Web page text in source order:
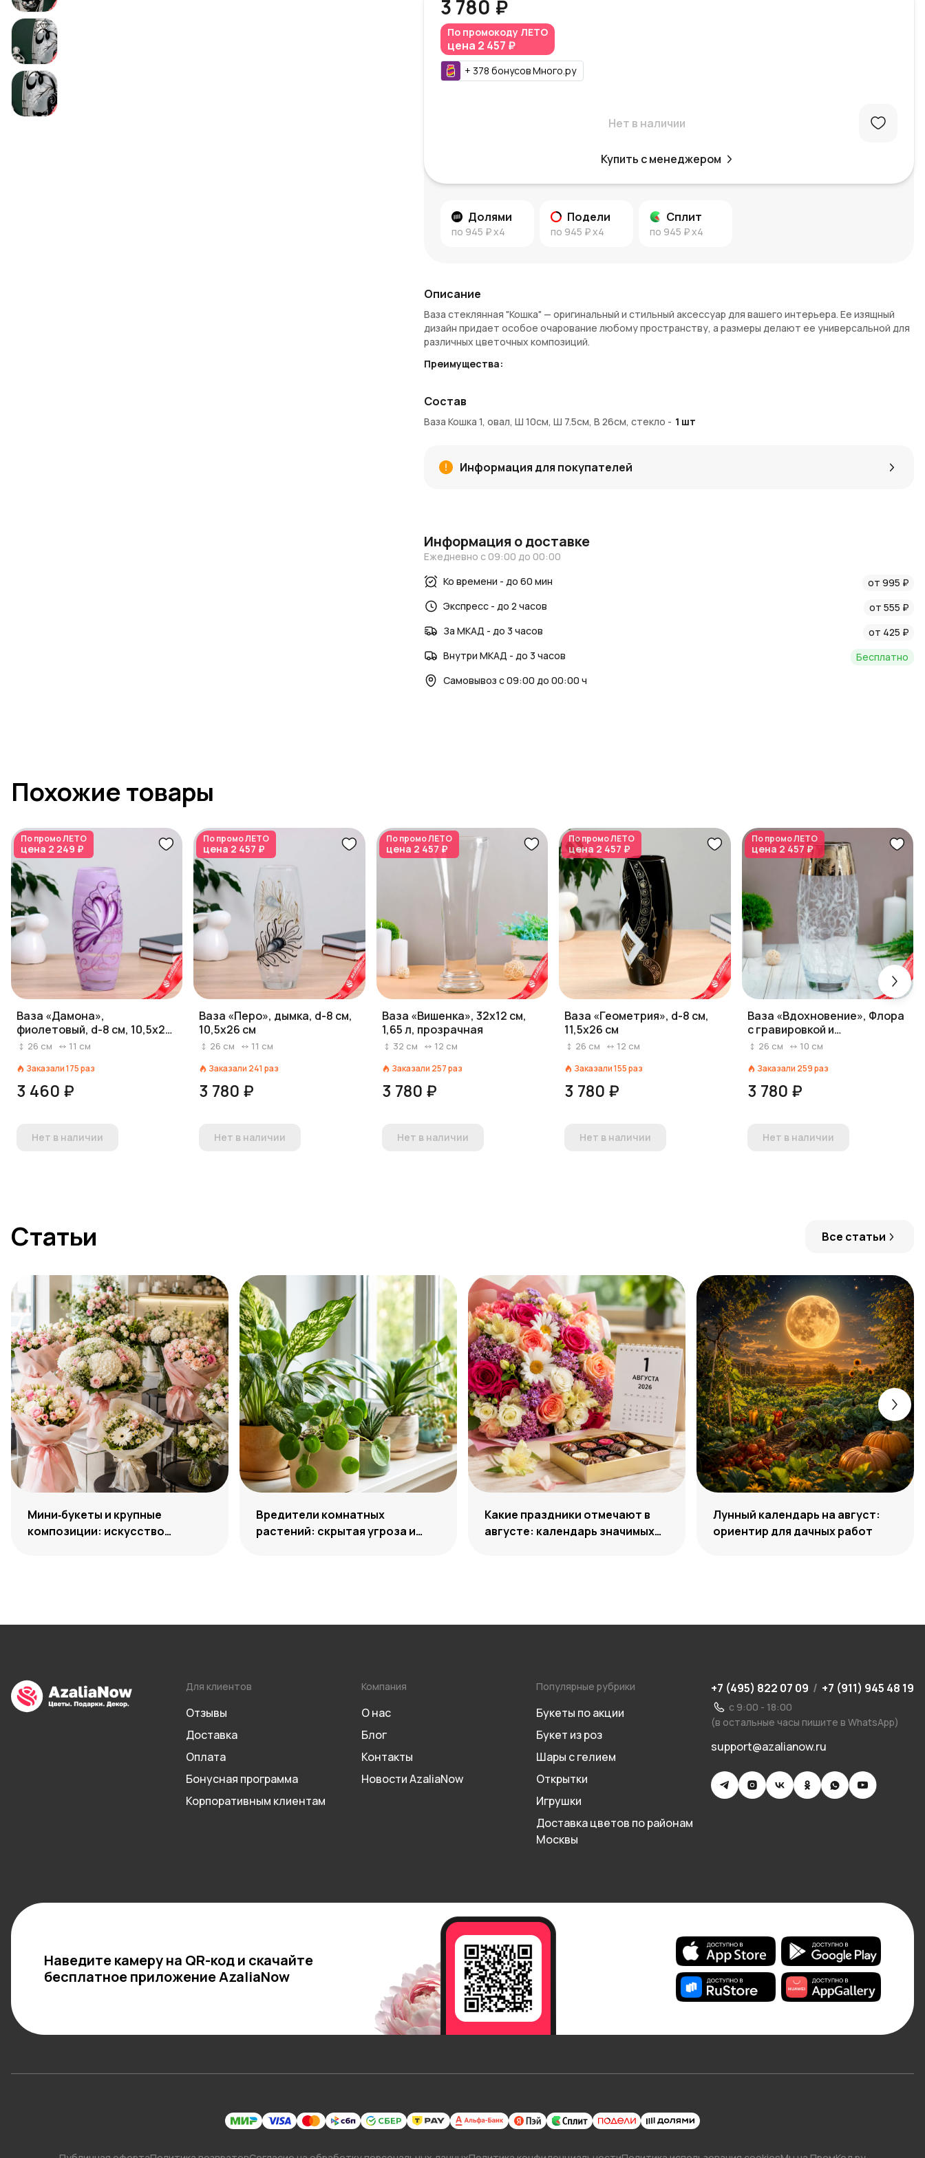
3 780 ₽
По промокоду ЛЕТО
цена 2 457 ₽
+ 378 бонусовМного.ру
Нет в наличии
Купить с менеджером
Долями
по 945 ₽x4
Подели
по 945 ₽x4
Сплит
по 945 ₽x4
Описание
Ваза стеклянная "Кошка" — оригинальный и стильный аксессуар для вашего интерьера. Ее изящный
дизайн придает особое очарование любому пространству, а размеры делают ее универсальной для
различных цветочных композиций.
Преимущества:
Диаметр 7,5 см, ширина 10 см, высота 26 см — удобные размеры для средних букетов
Прочное стекло, устойчивое к повреждениям
Купить вазу стекло "Кошка" 1можно в интернет-магазине
. Мы обеспечиваем быструю
Посетите нашблогдля идей по оформлению цветочных композиций. Следите за
AzaliaNow, чтобы быть в курсе новых поступлений и акций.
AzaliaNowгарантирует высокое качество продукции и отличное обслуживание.
Состав
Ваза Кошка 1, овал, Ш 10см, Ш 7.5см, В 26см, стекло - 1 шт
Информация для покупателей
Информация о доставке
Ежедневно с 09:00 до 00:00
Ко времени - до 60 мин
от 995 ₽
Экспресс - до 2 часов
от 555 ₽
За МКАД - до 3 часов
от 425 ₽
Внутри МКАД - до 3 часов
Бесплатно
Самовывоз с 09:00 до 00:00 ч
Похожие товары
По промоЛЕТО
цена 2 249 ₽
Ваза «Дамона»,
фиолетовый, d-8 см, 10,5х26
см26 см 11 см
Заказали175раз
3 460 ₽
Нет в наличии
По промоЛЕТО
цена 2 457 ₽
Ваза «Перо», дымка, d-8 см,
10,5х26 см
26 см 11 см
Заказали 241 раз
3 780 ₽
Нет в наличии
По промоЛЕТО
цена 2 457 ₽
Ваза «Вишенка», 32х12 см,
1,65 л, прозрачная
32 см 12 см
Заказали 257раз
3 780 ₽
Нет в наличии
По промоЛЕТО
цена 2 457 ₽
Ваза «Геометрия», d-8 см,
11,5х26 см
26 см 12 см
Заказали155раз
3 780 ₽
Нет в наличии
По промоЛЕТО
цена 2 457 ₽
Ваза «Вдохновение», Флора
с гравировкой и
напылением, d-7,5х10х26 см
26 см 10 см
Заказали 259раз
3 780 ₽
Нет в наличии
Статьи Все статьи
Мини‑букеты и крупные
композиции: искусство
Вредители комнатных
растений: скрытая угроза и
Какие праздники отмечают в
августе: календарь значимых
Лунный календарь на август:
ориентир для дачных работ
Для клиентов
Отзывы
Доставка
Оплата
Бонусная программа
Корпоративным клиентам
Компания
О нас
Блог
Контакты
Новости AzaliaNow
Популярные рубрики
Букеты по акции
Букет из роз
Шары с гелием
Открытки
Игрушки
Доставка цветов по районам
Москвы
+7 (495) 822 07 09 / +7 (911) 945 48 19
с 9:00 - 18:00
(в остальные часы пишите в WhatsApp)
support@azalianow.ru
Наведите камеру на QR-код и скачайте
бесплатное приложение AzaliaNow